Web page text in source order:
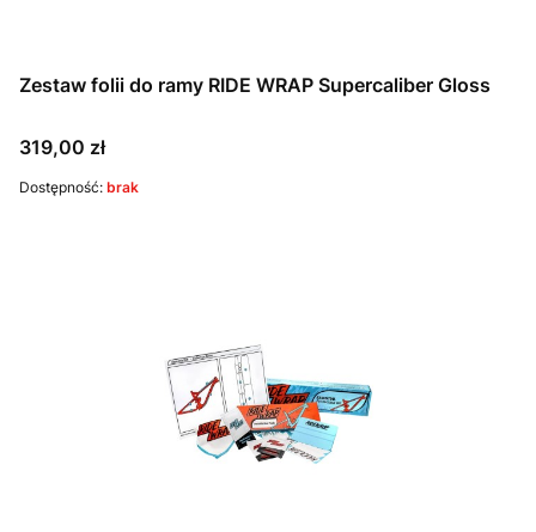
Zestaw folii do ramy RIDE WRAP Supercaliber Gloss
Cena
319,00 zł
Dostępność: brak